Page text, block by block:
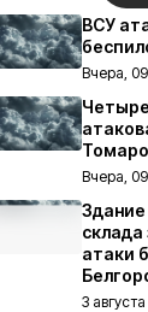
ВСУ
Вчера,
Вчера,
склада
атаки
3